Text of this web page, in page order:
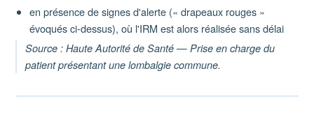
en présence de signes d'alerte (« drapeaux rouges »
évoqués ci-dessus), où l'IRM est alors réalisée sans délai
Source : Haute Autorité de Santé — Prise en charge du
patient présentant une lombalgie commune.